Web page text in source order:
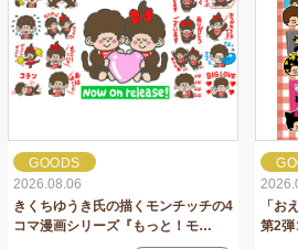
GOODS
2026.08.06
きくちゆうき氏の描くモンチッチの4
コマ漫画シリーズ『もっと！モ…
「お
第2弾